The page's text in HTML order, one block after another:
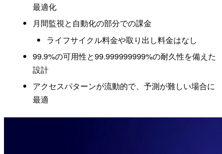
最適化
月間監視と自動化の部分での課金
ライフサイクル料金や取り出し料金はなし
99.9%の可用性と99.999999999%の耐久性を備えた
設計
アクセスパターンが流動的で、予測が難しい場合に
最適